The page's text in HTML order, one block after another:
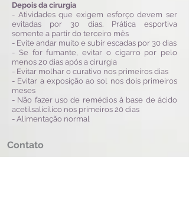
Depois da cirurgia
- Atividades que exigem esforço devem ser
evitadas por 30 dias. Prática esportiva
somente a partir do terceiro mês
- Evite andar muito e subir escadas por 30 dias
- Se for fumante, evitar o cigarro por pelo
menos 20 dias após a cirurgia
- Evitar molhar o curativo nos primeiros dias
- Evitar a exposição ao sol nos dois primeiros
meses
- Não fazer uso de remédios à base de ácido
acetilsalicílico nos primeiros 20 dias
- Alimentação normal
Contato